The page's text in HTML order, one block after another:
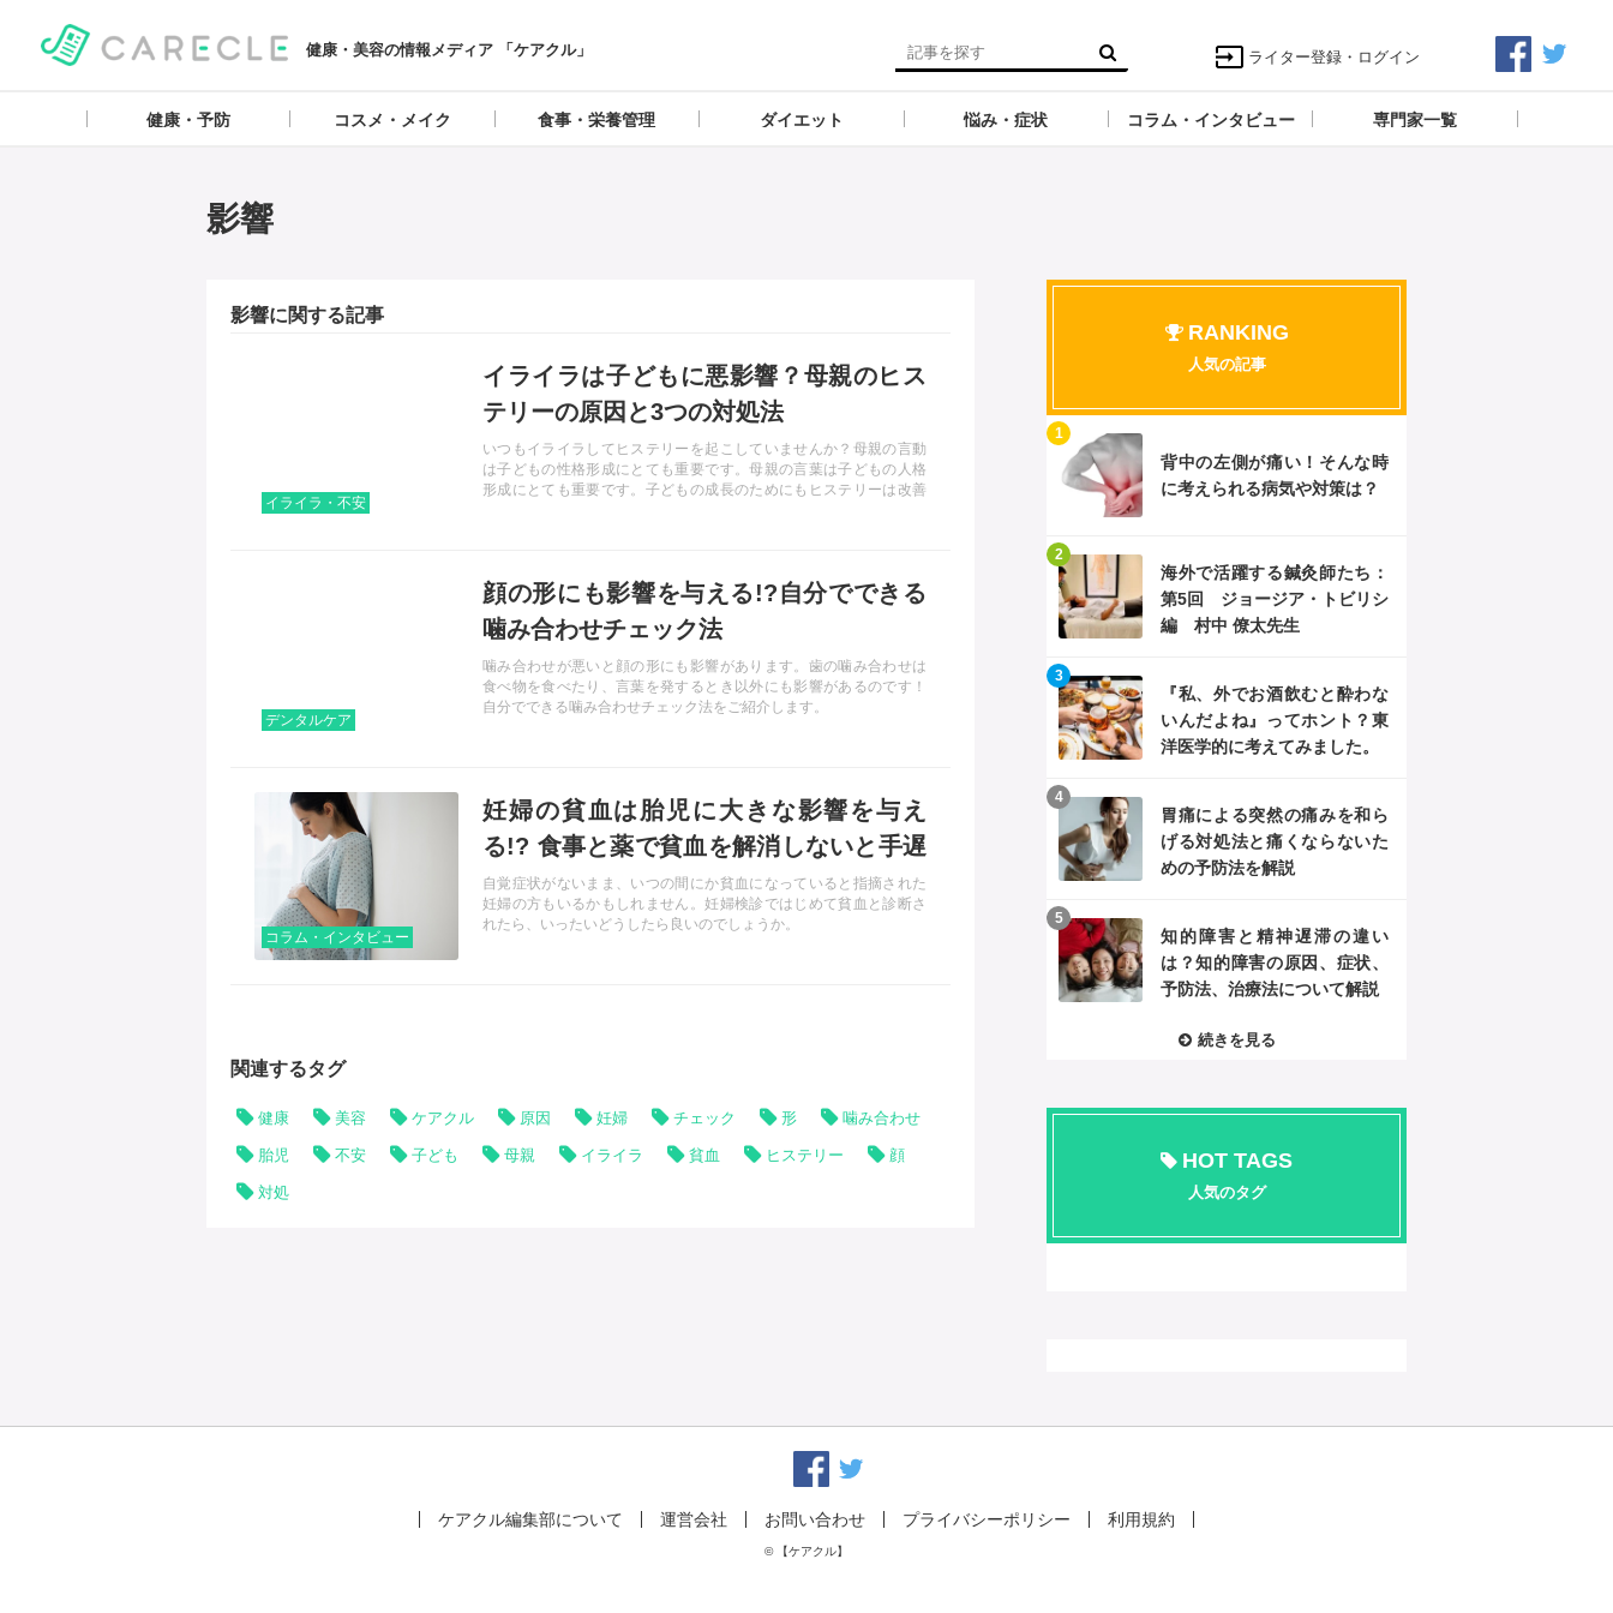
健康・美容の情報メディア 「ケアクル」 ライター登録・ログイン
健康・予防 コスメ・メイク 食事・栄養管理 ダイエット 悩み・症状 コラム・インタビュー 専門家一覧
影響
影響に関する記事
イライラは子どもに悪影響？母親のヒス
テリーの原因と3つの対処法
いつもイライラしてヒステリーを起こしていませんか？母親の言動
は子どもの性格形成にとても重要です。母親の言葉は子どもの人格
形成にとても重要です。子どもの成長のためにもヒステリーは改善
イライラ・不安
顔の形にも影響を与える!?自分でできる
噛み合わせチェック法
噛み合わせが悪いと顔の形にも影響があります。歯の噛み合わせは
食べ物を食べたり、言葉を発するとき以外にも影響があるのです！
自分でできる噛み合わせチェック法をご紹介します。
デンタルケア
妊婦の貧血は胎児に大きな影響を与え
る!? 食事と薬で貧血を解消しないと手遅
れになるかも!!
自覚症状がないまま、いつの間にか貧血になっていると指摘された
妊婦の方もいるかもしれません。妊婦検診ではじめて貧血と診断さ
れたら、いったいどうしたら良いのでしょうか。
コラム・インタビュー
関連するタグ
健康 美容 ケアクル 原因 妊婦 チェック 形 噛み合わせ
胎児 不安 子ども 母親 イライラ 貧血 ヒステリー 顔
対処
RANKING
人気の記事
背中の左側が痛い！そんな時
に考えられる病気や対策は？
1
海外で活躍する鍼灸師たち：
第5回 ジョージア・トビリシ
編 村中 僚太先生
2
『私、外でお酒飲むと酔わな
いんだよね』ってホント？東
洋医学的に考えてみました。
3
胃痛による突然の痛みを和ら
げる対処法と痛くならないた
めの予防法を解説
4
知的障害と精神遅滞の違い
は？知的障害の原因、症状、
予防法、治療法について解説
5
続きを見る
HOT TAGS
人気のタグ
ケアクル編集部について 運営会社 お問い合わせ プライバシーポリシー 利用規約
© 【ケアクル】